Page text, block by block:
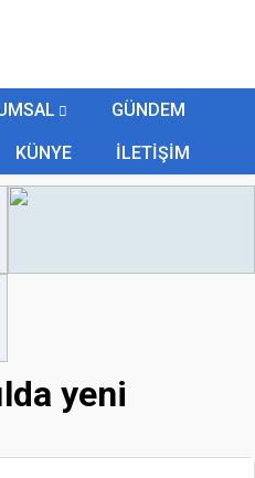
GÜNDEM
KÜNYE İLETİŞİM
yeni